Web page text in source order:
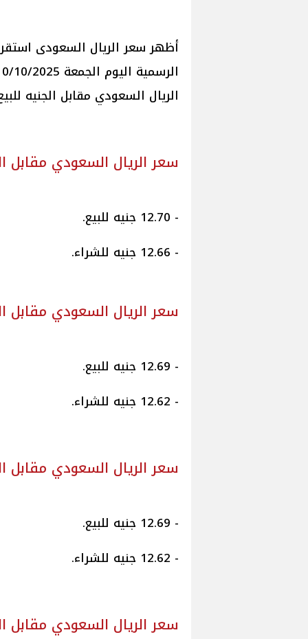
أظهر سعر الريال السعودى
الريال السعودي مقابل الجنيه
سعر الريال السعودي مقابل
- 12.70 جنيه للبيع.
- 12.66 جنيه للشراء.
سعر الريال السعودي
- 12.69 جنيه للبيع.
- 12.62 جنيه للشراء.
سعر الريال السعودي مقابل
- 12.69 جنيه للبيع.
- 12.62 جنيه للشراء.
سعر الريال السعودي